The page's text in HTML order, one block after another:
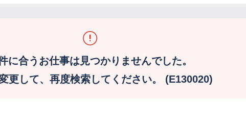
に合うお仕事は見つかりませんでした。
更して、再度検索してください。 (E130020)